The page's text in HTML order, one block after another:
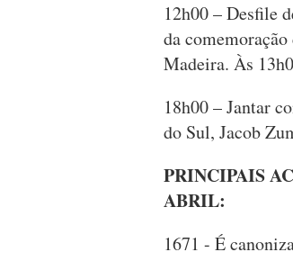
12h00 – Desfile
da
Madeira. Às
18h00 – Jantar
do Sul, Jacob
PRINCIPAIS
ABRIL:
1671 - É